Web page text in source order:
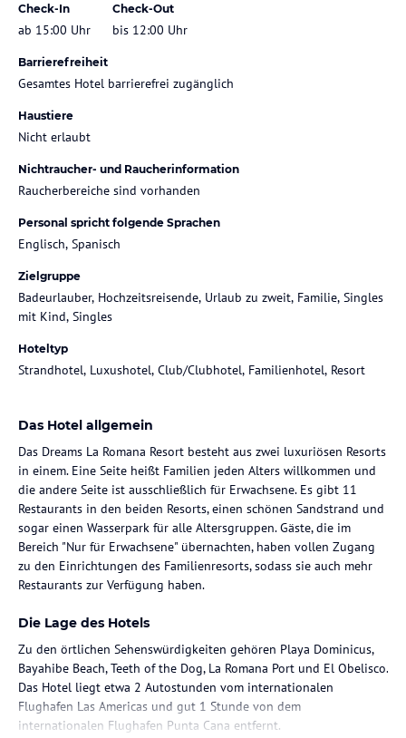
Check-In
ab 15:00 Uhr
Check-Out
bis 12:00 Uhr
Barrierefreiheit
Gesamtes Hotel barrierefrei zugänglich
Haustiere
Nicht erlaubt
Nichtraucher- und Raucherinformation
Raucherbereiche sind vorhanden
Personal spricht folgende Sprachen
Englisch, Spanisch
Zielgruppe
Badeurlauber, Hochzeitsreisende, Urlaub zu zweit, Familie, Singles
mit Kind, Singles
Hoteltyp
Strandhotel, Luxushotel, Club/Clubhotel, Familienhotel, Resort
Das Hotel allgemein
Das Dreams La Romana Resort besteht aus zwei luxuriösen Resorts
in einem. Eine Seite heißt Familien jeden Alters willkommen und
die andere Seite ist ausschließlich für Erwachsene. Es gibt 11
Restaurants in den beiden Resorts, einen schönen Sandstrand und
sogar einen Wasserpark für alle Altersgruppen. Gäste, die im
Bereich "Nur für Erwachsene" übernachten, haben vollen Zugang
zu den Einrichtungen des Familienresorts, sodass sie auch mehr
Restaurants zur Verfügung haben.
Die Lage des Hotels
Zu den örtlichen Sehenswürdigkeiten gehören Playa Dominicus,
Bayahibe Beach, Teeth of the Dog, La Romana Port und El Obelisco.
Das Hotel liegt etwa 2 Autostunden vom internationalen
Flughafen Las Americas und gut 1 Stunde von dem
internationalen Flughafen Punta Cana entfernt.